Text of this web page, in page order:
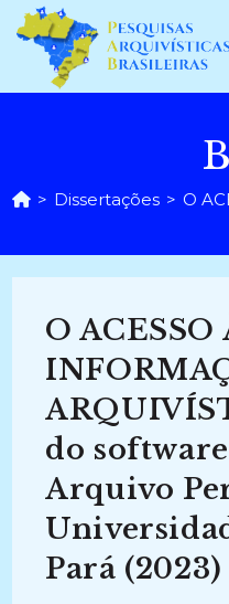
para
conteúdo
> Dissertações > O
O ACESSO
do
Arquivo
Pará (2023)